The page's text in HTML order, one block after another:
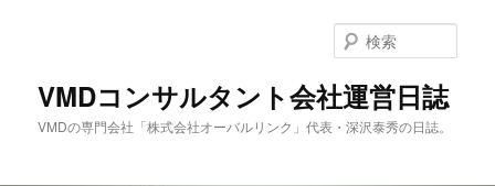
VMDコンサルタント会社運営日誌
VMDの専門会社「株式会社オーバルリンク」代表・深沢泰秀の日誌。
索